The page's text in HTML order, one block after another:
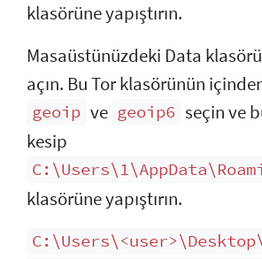
klasörüne yapıştırın.
Masaüstünüzdeki Data
açın. Bu Tor klasörünün
geoip ve geoip6 seçin ve
kesip
klasörüne yapıştırın.